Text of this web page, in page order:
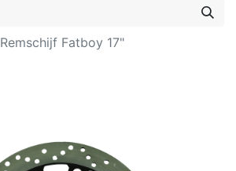
Remschijf Fatboy 17"